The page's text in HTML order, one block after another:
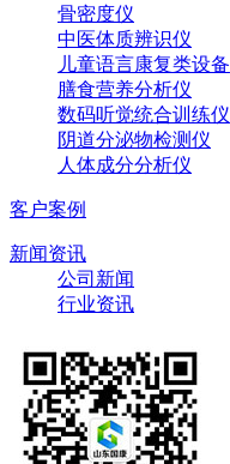
骨密度仪
中医体质辨识仪
儿童语言康复类设备
膳食营养分析仪
数码听觉统合训练仪
阴道分泌物检测仪
人体成分分析仪
客户案例
新闻资讯
公司新闻
行业资讯